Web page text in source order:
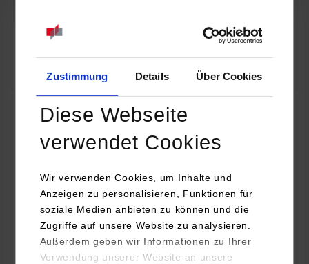
Zustimmung Details Über Cookies
Diese Webseite
verwendet Cookies
Wir verwenden Cookies, um Inhalte und
Anzeigen zu personalisieren, Funktionen für
soziale Medien anbieten zu können und die
Zugriffe auf unsere Website zu analysieren.
Außerdem geben wir Informationen zu Ihrer
Verwendung unserer Website an unsere
Online INDIS-Infoveranstaltung für Studierende
Zum Event
Technologietag: Clean Urban Transportation –
nachhaltige Mobilität im (sub)urbanen Umfeld
16.09.2026 - 17.09.2026
Im Mittelpunkt stehen elektrische Antriebe, moderne
Batterietechnologien und innovative Fahrzeugkonzepte für
nachhaltige Mobilität in Stadt und…